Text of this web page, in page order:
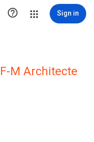
 Sign in
M Architecte